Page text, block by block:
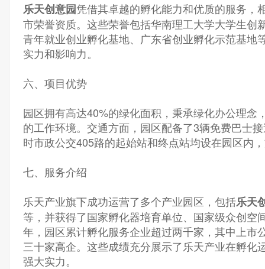
乐天创意园凭借其卓越的孵化能力和优质的服务，
市荣誉资质。这些荣誉包括华南理工大学大学生创
青年就业创业孵化基地、广东省创业孵化示范基地
实力和影响力。
六、项目优势
园区拥有高达40%的绿化面积，秉承绿化办公理念
的工作环境。交通方面，园区配备了3辆免费巴士
时市政公交405路的起始站和终点站均设在园区内
七、服务介绍
乐天产业旗下成功运营了多个产业园区，包括乐天
等，并获得了国家孵化器培育单位、国家级众创空
年，园区累计孵化服务企业超过两千家，其中上市
三十家高企。这些成绩充分展示了乐天产业在孵化
强大实力。